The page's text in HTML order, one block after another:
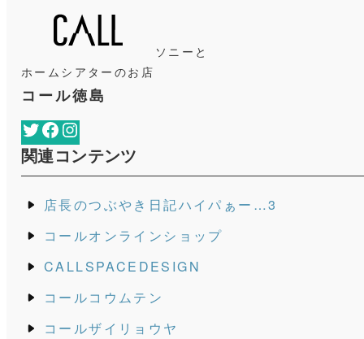
ソニーと
ホームシアターのお店
コール徳島
TwitterFacebook
関連コンテンツ
店長のつぶやき日記ハイパぁー…3
コールオンラインショップ
CALLSPACEDESIGN
コールコウムテン
コールザイリョウヤ